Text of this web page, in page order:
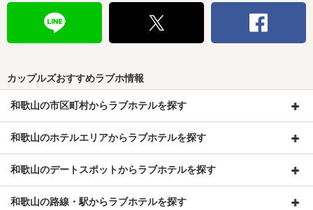
カップルズおすすめラブホ情報
和歌山の市区町村からラブホテルを探す
和歌山のホテルエリアからラブホテルを探す
和歌山のデートスポットからラブホテルを探す
和歌山の路線・駅からラブホテルを探す